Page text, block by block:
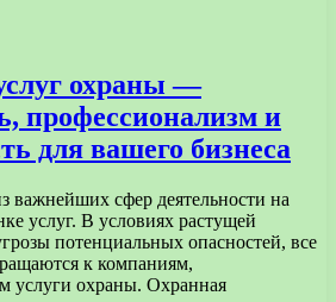
охраны —
профессионализм и
для вашего бизнеса
важнейших сфер деятельности на
услуг. В условиях растущей
потенциальных опасностей, все
к компаниям,
услуги охраны. Охранная